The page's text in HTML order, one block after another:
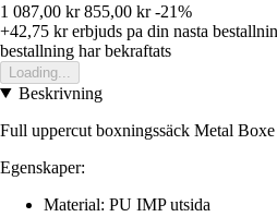
1 087,00 kr 855,00 kr -21%
+42,75 krerbjuds pa din nasta
bestallning har bekraftats
Loading...
Beskrivning
Full uppercut boxningssäck Metal Boxe
Egenskaper:
Material: PU IMP utsida